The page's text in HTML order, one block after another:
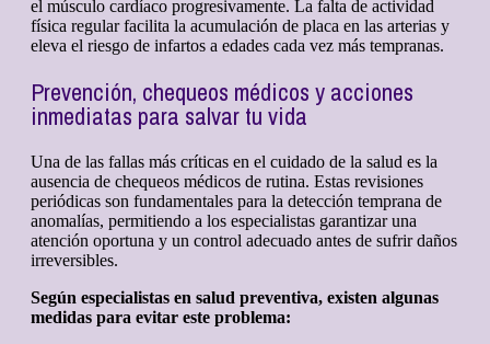
el músculo cardíaco progresivamente. La falta de actividad
física regular facilita la acumulación de placa en las arterias y
eleva el riesgo de infartos a edades cada vez más tempranas.
Prevención, chequeos médicos y acciones
inmediatas para salvar tu vida
Una de las fallas más críticas en el cuidado de la salud es la
ausencia de chequeos médicos de rutina. Estas revisiones
periódicas son fundamentales para la detección temprana de
anomalías, permitiendo a los especialistas garantizar una
atención oportuna y un control adecuado antes de sufrir daños
irreversibles.
Según especialistas en salud preventiva, existen algunas
medidas para evitar este problema: